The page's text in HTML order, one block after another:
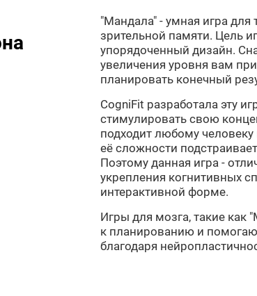
"Мандала" - умная игра
зрительной памяти. Цель
упорядоченный дизайн.
увеличения уровня вам
планировать конечный
CogniFit разработала эту
стимулировать свою
подходит любому
её сложности
Поэтому данная игра -
укрепления когнитивных
интерактивной форме.
Игры для мозга, такие как
к планированию и
благодаря